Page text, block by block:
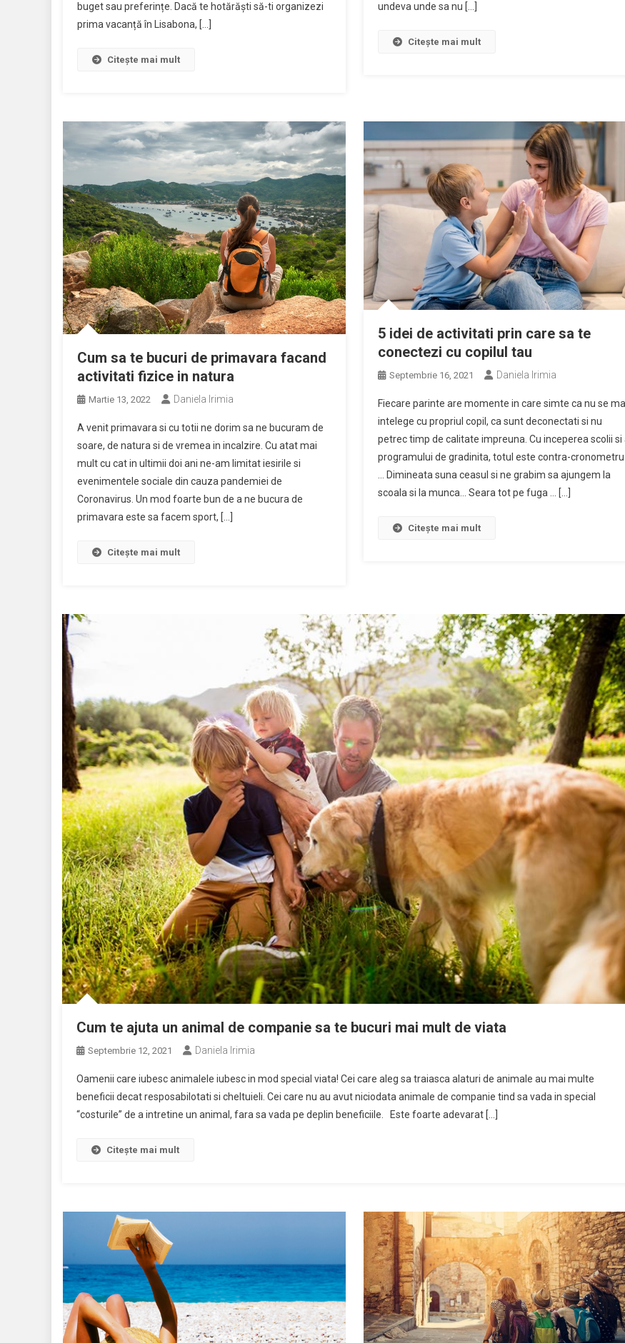
buget sau preferințe. Dacă te hotărăști să-ti organizezi
prima vacanță în Lisabona, […]
Citește mai mult
undeva unde sa nu […]
Citește mai mult
Cum sa te bucuri de primavara facand
activitati fizice in natura
Martie 13, 2022 Daniela Irimia
A venit primavara si cu totii ne dorim sa ne bucuram de
soare, de natura si de vremea in incalzire. Cu atat mai
mult cu cat in ultimii doi ani ne-am limitat iesirile si
evenimentele sociale din cauza pandemiei de
Coronavirus. Un mod foarte bun de a ne bucura de
primavara este sa facem sport, […]
Citește mai mult
5 idei de activitati prin care sa te
conectezi cu copilul tau
Septembrie 16, 2021 Daniela Irimia
Fiecare parinte are momente in care simte ca nu se
intelege cu propriul copil, ca sunt deconectati si nu
petrec timp de calitate impreuna. Cu inceperea scolii si
programului de gradinita, totul este contra-cronometru
… Dimineata suna ceasul si ne grabim sa ajungem la
scoala si la munca… Seara tot pe fuga … […]
Citește mai mult
Cum te ajuta un animal de companie sa te bucuri mai mult de viata
Septembrie 12, 2021 Daniela Irimia
Oamenii care iubesc animalele iubesc in mod special viata! Cei care aleg sa traiasca alaturi de animale au mai multe
beneficii decat resposabilotati si cheltuieli. Cei care nu au avut niciodata animale de companie tind sa vada in special
“costurile” de a intretine un animal, fara sa vada pe deplin beneficiile. Este foarte adevarat […]
Citește mai mult